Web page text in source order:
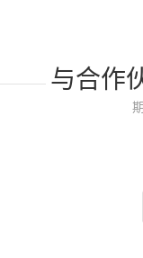
与合作